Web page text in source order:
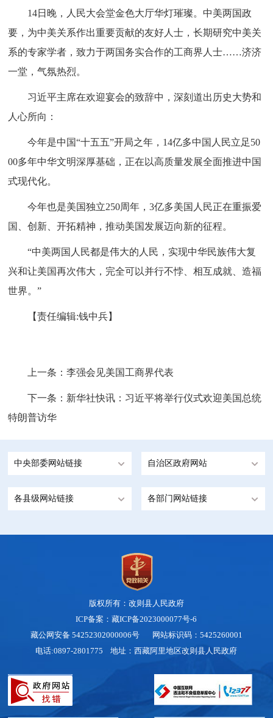
14日晚，人民大会堂金色大厅华灯璀璨。中美两国政
要，为中美关系作出重要贡献的友好人士，长期研究中美关
系的专家学者，致力于两国务实合作的工商界人士……济济
一堂，气氛热烈。
习近平主席在欢迎宴会的致辞中，深刻道出历史大势和
人心所向：
今年是中国“十五五”开局之年，14亿多中国人民立足50
00多年中华文明深厚基础，正在以高质量发展全面推进中国
式现代化。
今年也是美国独立250周年，3亿多美国人民正在重振爱
国、创新、开拓精神，推动美国发展迈向新的征程。
“中美两国人民都是伟大的人民，实现中华民族伟大复
兴和让美国再次伟大，完全可以并行不悖、相互成就、造福
世界。”
【责任编辑:钱中兵】
上一条：李强会见美国工商界代表
下一条： 新华社快讯：习近平将举行仪式欢迎美国总统
特朗普访华
中央部委网站链接 自治区政府网站
各县级网站链接 各部门网站链接
版权所有：改则县人民政府
ICP备案：藏ICP备2023000077号-6
藏公网安备 54252302000006号网站标识码：5425260001
电话:0897-2801775 地址：西藏阿里地区改则县人民政府